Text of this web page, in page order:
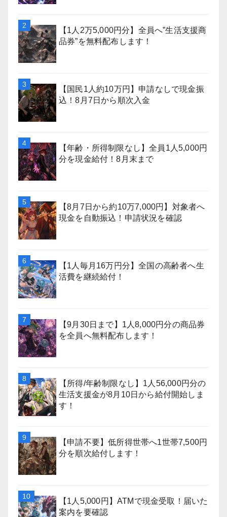
【1人2万5,000円分】全員へ”生活支援商
品券”を無料配布します！
【国民1人約10万円】申請なしで現金振
込！8月7日から順次入金
【年齢・所得制限なし】全員1人5,000円
分を現金給付！8月末まで
【8月7日から約10万7,000円】対象者へ
現金を自動振込！申請状況を確認
【1人毎月16万円分】全国の高齢者へ生
活費を継続給付！
【9月30日まで】1人8,000円分の商品券
を全員へ無料配布します！
【所得/年齢制限なし】1人56,000円分の
生活支援金が8月10日から給付開始しま
す！
【申請不要】低所得世帯へ1世帯7,500円
分を順次給付します！
【1人5,000円】ATMで現金受取！届いた
案内を要確認